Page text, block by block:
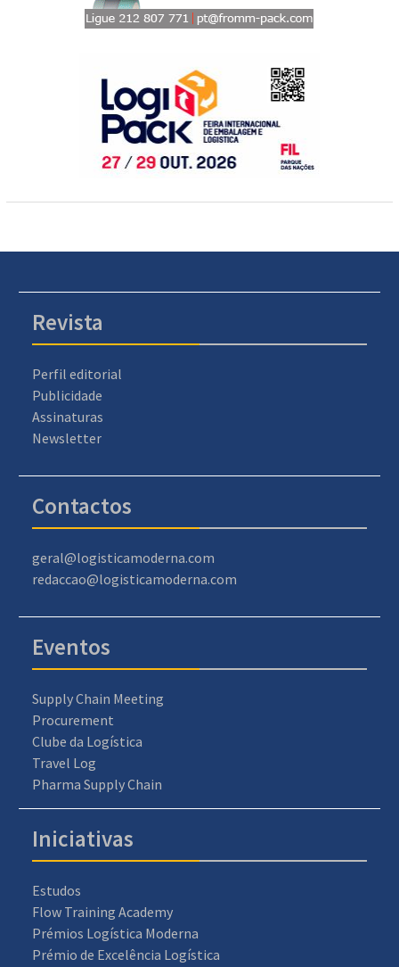
Revista
Perfil editorial
Publicidade
Assinaturas
Newsletter
Contactos
geral@logisticamoderna.com
redaccao@logisticamoderna.com
Eventos
Supply Chain Meeting
Procurement
Clube da Logística
Travel Log
Pharma Supply Chain
Iniciativas
Estudos
Flow Training Academy
Prémios Logística Moderna
Prémio de Excelência Logística